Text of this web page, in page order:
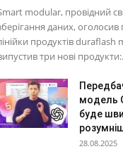
modular, провідний
даних,
продуктів duraflash
три нові
модель
буде
28.08.2025